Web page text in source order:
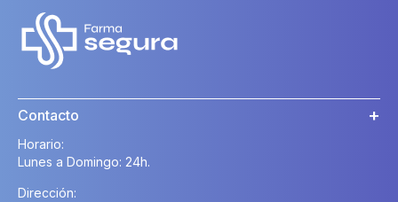
Contacto
Horario:
Lunes a Domingo: 24h.
Dirección: